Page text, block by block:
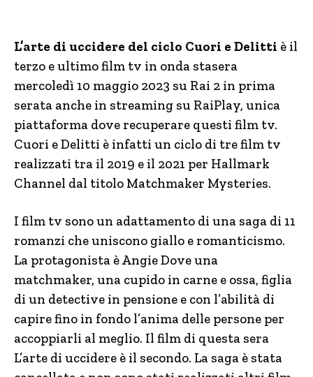
L’arte di uccidere del ciclo Cuori e Delitti è il
terzo e ultimo film tv in onda stasera
mercoledì 10 maggio 2023 su Rai 2 in prima
serata anche in streaming su RaiPlay, unica
piattaforma dove recuperare questi film tv.
Cuori e Delitti è infatti un ciclo di tre film tv
realizzati tra il 2019 e il 2021 per Hallmark
Channel dal titolo Matchmaker Mysteries.
I film tv sono un adattamento di una saga di 11
romanzi che uniscono giallo e romanticismo.
La protagonista è Angie Dove una
matchmaker, una cupido in carne e ossa, figlia
di un detective in pensione e con l’abilità di
capire fino in fondo l’anima delle persone per
accoppiarli al meglio. Il film di questa sera
L’arte di uccidere è il secondo. La saga è stata